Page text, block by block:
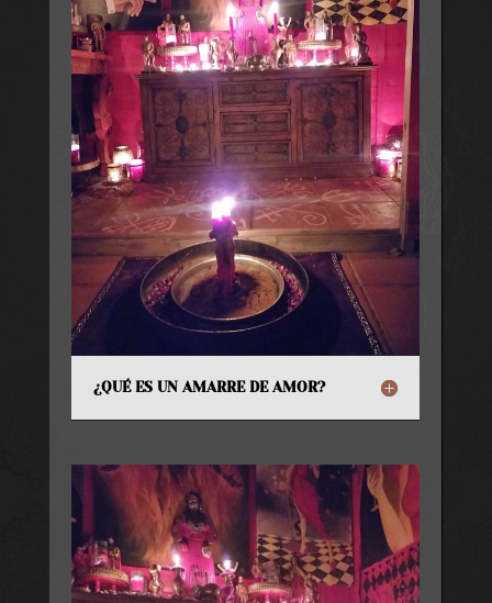
¿QUÉ ES UN AMARRE DE AMOR?